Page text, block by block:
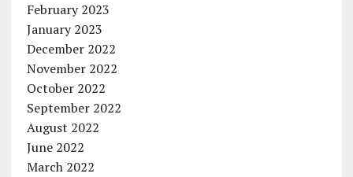
February 2023
January 2023
December 2022
November 2022
October 2022
September 2022
August 2022
June 2022
March 2022